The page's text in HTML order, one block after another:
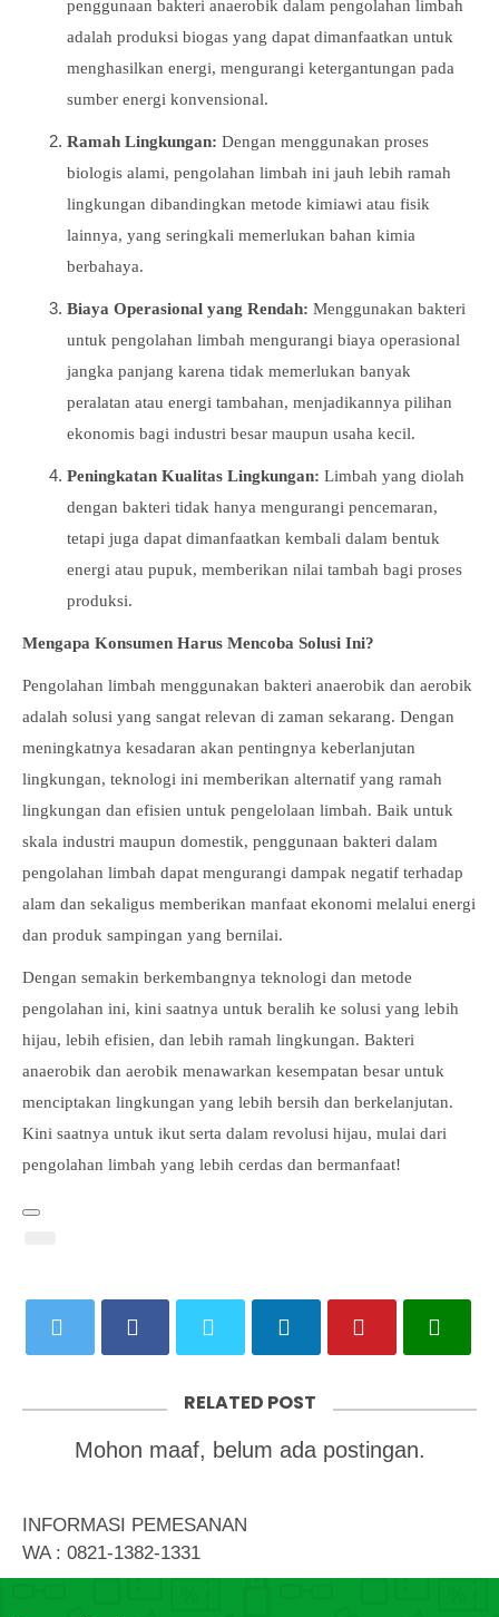
penggunaan bakteri anaerobik dalam pengolahan limbah
adalah produksi biogas yang dapat dimanfaatkan untuk
menghasilkan energi, mengurangi ketergantungan pada
sumber energi konvensional.
Ramah Lingkungan: Dengan menggunakan proses
biologis alami, pengolahan limbah ini jauh lebih ramah
lingkungan dibandingkan metode kimiawi atau fisik
lainnya, yang seringkali memerlukan bahan kimia
berbahaya.
Biaya Operasional yang Rendah: Menggunakan bakteri
untuk pengolahan limbah mengurangi biaya operasional
jangka panjang karena tidak memerlukan banyak
peralatan atau energi tambahan, menjadikannya pilihan
ekonomis bagi industri besar maupun usaha kecil.
Peningkatan Kualitas Lingkungan: Limbah yang diolah
dengan bakteri tidak hanya mengurangi pencemaran,
tetapi juga dapat dimanfaatkan kembali dalam bentuk
energi atau pupuk, memberikan nilai tambah bagi proses
produksi.
Mengapa Konsumen Harus Mencoba Solusi Ini?
Pengolahan limbah menggunakan bakteri anaerobik dan aerobik
adalah solusi yang sangat relevan di zaman sekarang. Dengan
meningkatnya kesadaran akan pentingnya keberlanjutan
lingkungan, teknologi ini memberikan alternatif yang ramah
lingkungan dan efisien untuk pengelolaan limbah. Baik untuk
skala industri maupun domestik, penggunaan bakteri dalam
pengolahan limbah dapat mengurangi dampak negatif terhadap
alam dan sekaligus memberikan manfaat ekonomi melalui energi
dan produk sampingan yang bernilai.
Dengan semakin berkembangnya teknologi dan metode
pengolahan ini, kini saatnya untuk beralih ke solusi yang lebih
hijau, lebih efisien, dan lebih ramah lingkungan. Bakteri
anaerobik dan aerobik menawarkan kesempatan besar untuk
menciptakan lingkungan yang lebih bersih dan berkelanjutan.
Kini saatnya untuk ikut serta dalam revolusi hijau, mulai dari
pengolahan limbah yang lebih cerdas dan bermanfaat!
RELATED POST
Mohon maaf, belum ada postingan.
INFORMASI PEMESANAN
WA : 0821-1382-1331